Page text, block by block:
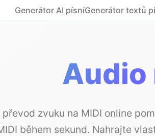
Generátor AI písníGenerátor textů
Audio
převod zvuku na MIDI online
během sekund. Nahrajte